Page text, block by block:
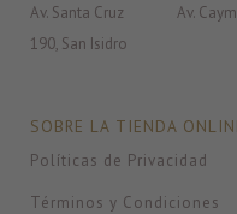
Av. Santa Cruz
190, San Isidro
Av.
SOBRE LA TIENDA
Políticas de Privacidad
Términos y Condiciones